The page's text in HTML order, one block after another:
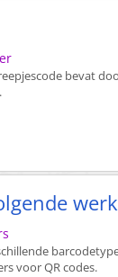
bevat
voor QR codes.